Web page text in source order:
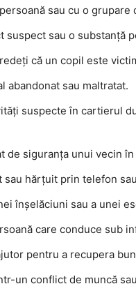
sau cu o grupare
suspect sau o substanță
că un copil este
abandonat sau maltratat.
suspecte în cartierul
de siguranța unui vecin
sau hărțuit prin telefon
înșelăciuni sau a unei
care conduce sub
pentru a recupera
un conflict de muncă